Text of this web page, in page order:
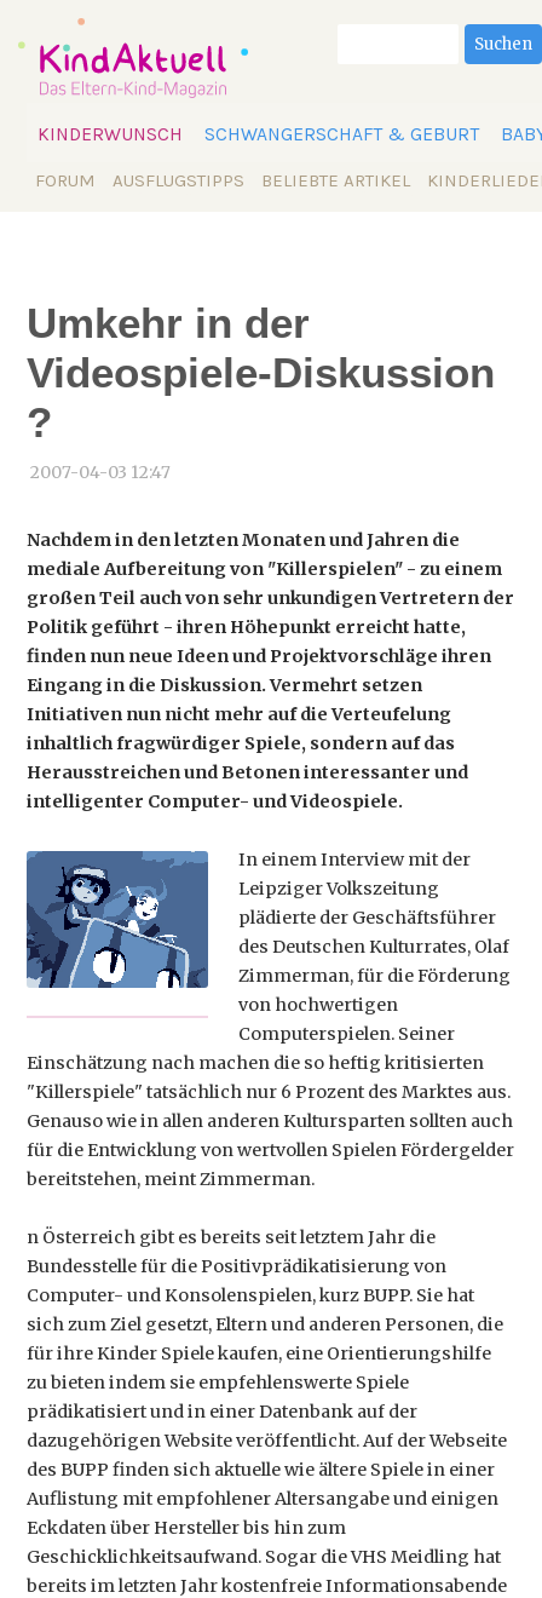
überspringen
KINDERWUNSCH SCHWANGERSCHAFT & GEBURT
Navigation
FORUM AUSFLUGSTIPPS BELIEBTE ARTIKEL
Suchen
Umkehr in der
Videospiele-Diskussion
?
2007-04-03 12:47
Nachdem in den letzten Monaten und Jahren die
mediale Aufbereitung von "Killerspielen" - zu einem
großen Teil auch von sehr unkundigen Vertretern der
Politik geführt - ihren Höhepunkt erreicht hatte,
finden nun neue Ideen und Projektvorschläge ihren
Eingang in die Diskussion. Vermehrt setzen
Initiativen nun nicht mehr auf die Verteufelung
inhaltlich fragwürdiger Spiele, sondern auf das
Herausstreichen und Betonen interessanter und
intelligenter Computer- und Videospiele.
In einem Interview mit der
Leipziger Volkszeitung
plädierte der Geschäftsführer
des Deutschen Kulturrates, Olaf
Zimmerman, für die Förderung
von hochwertigen
Computerspielen. Seiner
Einschätzung nach machen die so heftig kritisierten
"Killerspiele" tatsächlich nur 6 Prozent des Marktes aus.
Genauso wie in allen anderen Kultursparten sollten auch
für die Entwicklung von wertvollen Spielen Fördergelder
bereitstehen, meint Zimmerman.
n Österreich gibt es bereits seit letztem Jahr die
Bundesstelle für die Positivprädikatisierung von
Computer- und Konsolenspielen, kurz BUPP. Sie hat
sich zum Ziel gesetzt, Eltern und anderen Personen, die
für ihre Kinder Spiele kaufen, eine Orientierungshilfe
zu bieten indem sie empfehlenswerte Spiele
prädikatisiert und in einer Datenbank auf der
dazugehörigen Website veröffentlicht. Auf der Webseite
des BUPP finden sich aktuelle wie ältere Spiele in einer
Auflistung mit empfohlener Altersangabe und einigen
Eckdaten über Hersteller bis hin zum
Geschicklichkeitsaufwand. Sogar die VHS Meidling hat
bereits im letzten Jahr kostenfreie Informationsabende